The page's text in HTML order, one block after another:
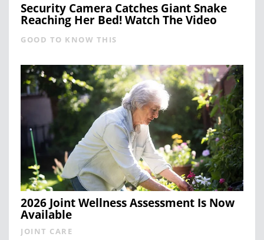
Security Camera Catches Giant Snake
Reaching Her Bed! Watch The Video
GOOD TO KNOW THIS
2026 Joint Wellness Assessment Is Now
Available
JOINT CARE